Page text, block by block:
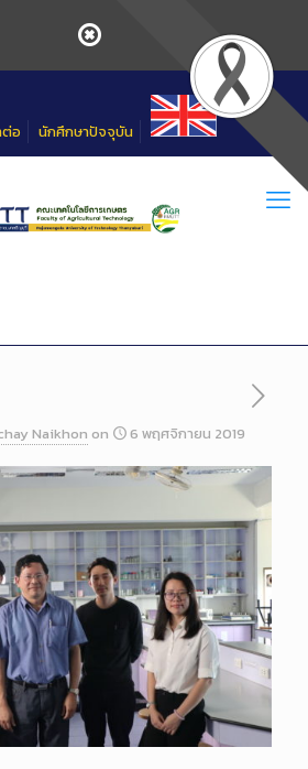
ต่อ นักศึกษาปัจจุบัน
Naikhon on 6 พฤศจิกายน 2019